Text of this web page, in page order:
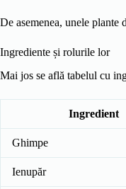
De asemenea, unele
Ingrediente și rolurile lor
Mai jos se află tabelul cu
Ingredient
Ghimpe
Ienupăr